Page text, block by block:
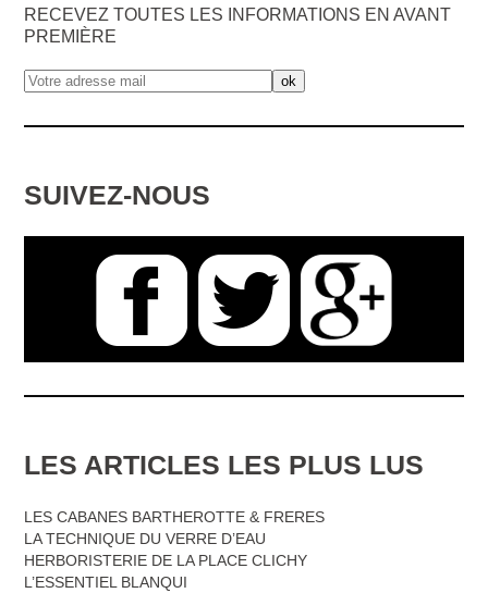
RECEVEZ TOUTES LES INFORMATIONS EN AVANT
PREMIÈRE
SUIVEZ-NOUS
LES ARTICLES LES PLUS LUS
LES CABANES BARTHEROTTE & FRERES
LA TECHNIQUE DU VERRE D’EAU
HERBORISTERIE DE LA PLACE CLICHY
L’ESSENTIEL BLANQUI